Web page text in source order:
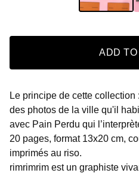
ADD
Le principe de cette
des photos de la ville qu'il
avec Pain Perdu qui
20 pages, format 13x20 cm,
imprimés au riso.
rimrimrim est un graphiste